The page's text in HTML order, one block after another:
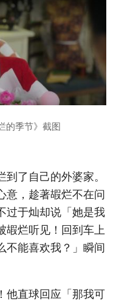
的季节》截图
了自己的外婆家。
意，趁著嘏烂不在问
过于灿却说「她是我
嘏烂听见！回到车上
不能喜欢我？」瞬间
他直球回应「那我可